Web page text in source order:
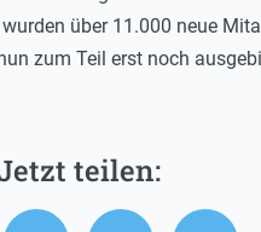
über 11.000 neue
zum Teil erst noch